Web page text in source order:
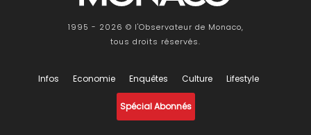
1995 - 2026 © l'Observateur de Monaco,
tous droits réservés.
Infos Economie Enquêtes Culture Lifestyle
Spécial Abonnés